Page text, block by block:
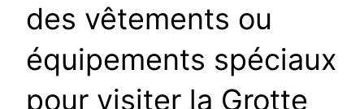
des vêtements ou
équipements spéciaux
pour visiter la Grotte